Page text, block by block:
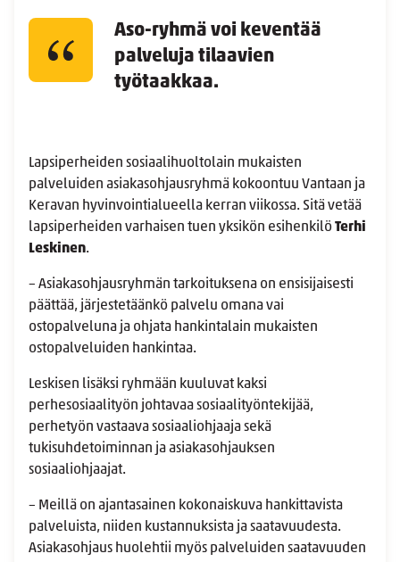
Aso-ryhmä voi keventää
palveluja tilaavien
työtaakkaa.
Lapsiperheiden sosiaalihuoltolain mukaisten
palveluiden asiakasohjausryhmä kokoontuu Vantaan ja
Keravan hyvinvointialueella kerran viikossa. Sitä vetää
lapsiperheiden varhaisen tuen yksikön esihenkilöTerhi
Leskinen.
– Asiakasohjausryhmän tarkoituksena on ensisijaisesti
päättää, järjestetäänkö palvelu omana vai
ostopalveluna ja ohjata hankintalain mukaisten
ostopalveluiden hankintaa.
Leskisen lisäksi ryhmään kuuluvat kaksi
perhesosiaalityön johtavaa sosiaalityöntekijää,
perhetyön vastaava sosiaaliohjaaja sekä
tukisuhdetoiminnan ja asiakasohjauksen
sosiaaliohjaajat.
– Meillä on ajantasainen kokonaiskuva hankittavista
palveluista, niiden kustannuksista ja saatavuudesta.
Asiakasohjaus huolehtii myös palveluiden saatavuuden